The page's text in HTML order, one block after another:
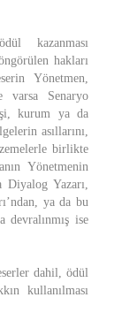
kazanması
hakları
Yönetmen,
varsa Senaryo
kurum ya da
asıllarını,
birlikte
Yönetmenin
Diyalog Yazarı,
ya da bu
ise
dahil, ödül
kullanılması